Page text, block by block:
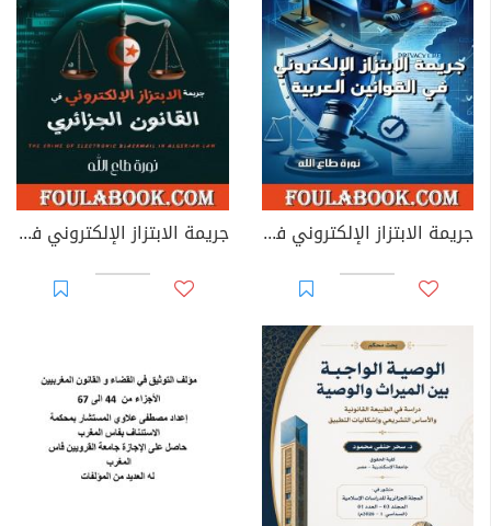
جريمة الابتزاز الإلكتروني في القوانين العربية جريمة الابتزاز الإلكتروني في القانون الجزائري